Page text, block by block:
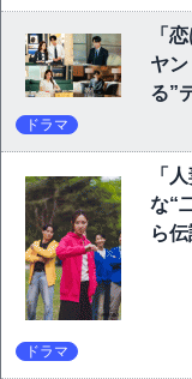
「
ヤ
る”
ドラマ
「
な“
ら
ドラマ